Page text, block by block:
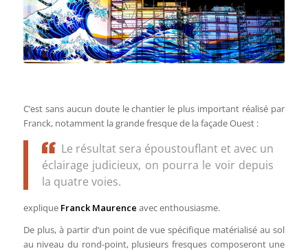
Inspirée par le célèbre tableau« la
Grande Vague de Kanagawa »du peintre
Hokusai.
C’est sans aucun doute le chantier le plus important réalisé par
Franck, notamment la grande fresque de la façade Ouest :
Le résultat sera époustouflant et avec un
éclairage judicieux, on pourra le voir depuis
la quatre voies.
explique Franck Maurence avec enthousiasme.
De plus, à partir d’un point de vue spécifique matérialisé au sol
au niveau du rond-point, plusieurs fresques composeront une